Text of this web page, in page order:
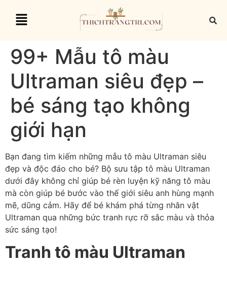
99+ Mẫu tô màu
Ultraman siêu đẹp –
bé sáng tạo không
giới hạn
Bạn đang tìm kiếm những mẫu tô màu Ultraman siêu
đẹp và độc đáo cho bé? Bộ sưu tập tô màu Ultraman
dưới đây không chỉ giúp bé rèn luyện kỹ năng tô màu
mà còn giúp bé bước vào thế giới siêu anh hùng mạnh
mẽ, dũng cảm. Hãy để bé khám phá từng nhân vật
Ultraman qua những bức tranh rực rỡ sắc màu và thỏa
sức sáng tạo!
Tranh tô màu Ultraman